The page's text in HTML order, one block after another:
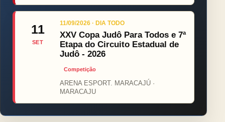
11
SET
11/09/2026 · DIA TODO
XXV Copa Judô Para Todos e 7ª
Etapa do Circuito Estadual de
Judô - 2026
Competição
ARENA ESPORT. MARACAJÚ ·
MARACAJU